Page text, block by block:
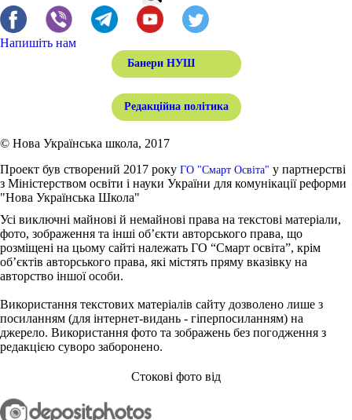
Напишіть нам
Банери НУШ
Редакційна політика
© Нова Українська школа, 2017
Проект був створений 2017 року ГО "Смарт Освіта" у партнерстві
з Міністерством освіти і науки України для комунікації реформи
"Нова Українська Школа"
Усі виключні майнові й немайнові права на текстові матеріали,
фото, зображення та інші об’єкти авторського права, що
розміщені на цьому сайті належать ГО “Смарт освіта”, крім
об’єктів авторського права, які містять пряму вказівку на
авторство іншої особи.
Використання текстових матеріалів сайту дозволено лише з
посиланням (для інтернет-видань - гіперпосиланням) на
джерело. Використання фото та зображень без погодження з
редакцією суворо заборонено.
Стокові фото від